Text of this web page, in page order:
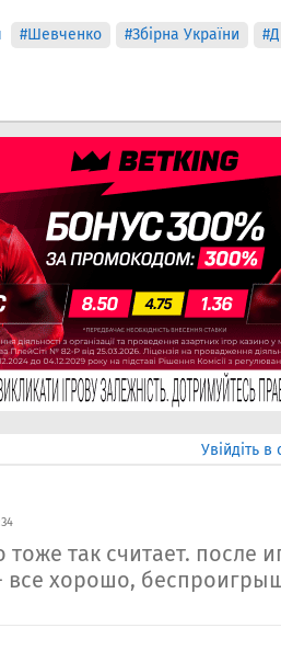
#Шевченко #Збірна України
Увійдіть в
так считает. после
все хорошо,